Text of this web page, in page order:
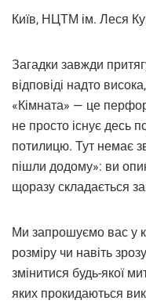
Київ, НЦТМ ім. Леся
Загадки завжди
відповіді надто
«Кімната» — це
не просто існує десь
потилицю. Тут немає
пішли додому»: ви
щоразу складається
Ми запрошуємо вас у
розміру чи навіть
змінитися будь-якої
яких прокидаються